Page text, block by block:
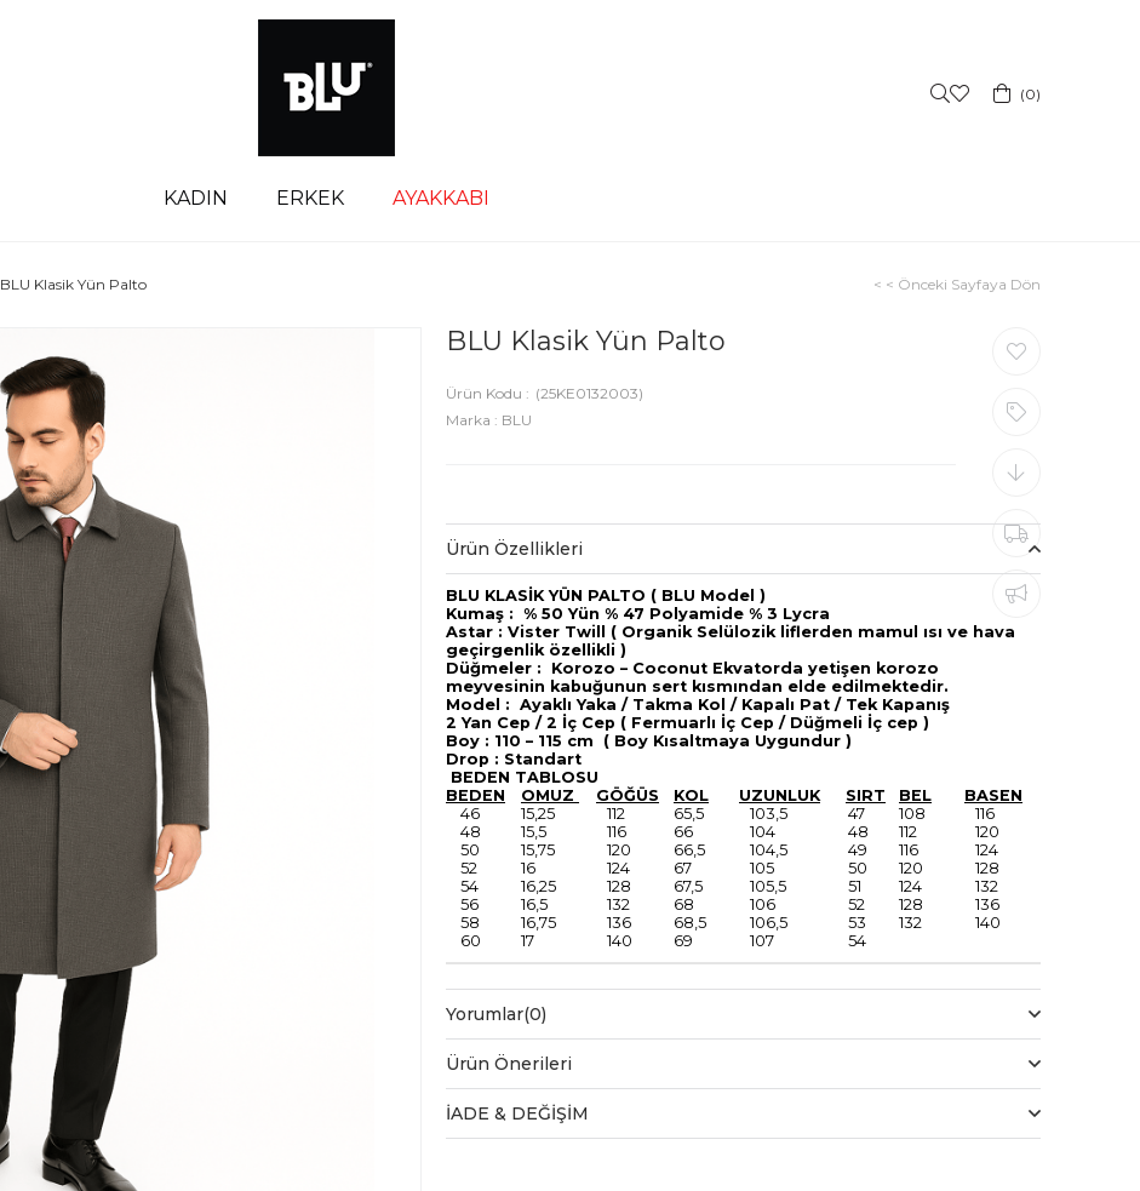
0
KADIN ERKEK AYAKKABI
BLU Klasik Yün Palto < < Önceki Sayfaya Dön
BLU Klasik Yün Palto
(25KE0132003)
Marka : BLU
Ürün Özellikleri
BLU KLASİK YÜN PALTO ( BLU Model )
Kumaş : % 50 Yün % 47 Polyamide % 3 Lycra
Astar : Vister Twill ( Organik Selülozik liflerden mamul ısı ve hava
geçirgenlik özellikli )
Düğmeler : Korozo – Coconut Ekvatorda yetişen korozo
meyvesinin kabuğunun sert kısmından elde edilmektedir.
Model : Ayaklı Yaka / Takma Kol / Kapalı Pat / Tek Kapanış
2 Yan Cep / 2 İç Cep ( Fermuarlı İç Cep / Düğmeli İç cep )
Boy : 110 – 115 cm ( Boy Kısaltmaya Uygundur )
Drop : Standart
BEDEN TABLOSU
BEDEN
OMUZ GÖĞÜS KOL UZUNLUK SIRT BEL
BASEN
46
15,25 112 65,5 103,5 47 108
116
48
15,5 116 66 104 48 112
120
50
15,75 120 66,5 104,5 49 116
124
52
16 124 67 105 50 120
128
54
16,25 128 67,5 105,5 51 124
132
56
16,5 132 68 106 52 128
136
58
16,75 136 68,5 106,5 53 132
140
60
17 140 69 107 54
Yorumlar(0)
Ürün Önerileri
İADE & DEĞİŞİM